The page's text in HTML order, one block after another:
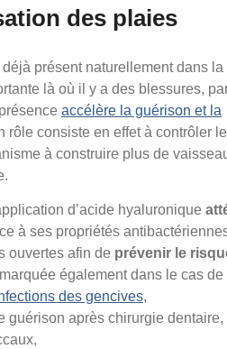
des plaies
présent naturellement dans la
là où il y a des blessures,
accélère la guérison et la
rôle consiste en effet à contrôler
à construire plus de
d’acide hyaluronique
à ses propriétés
ouvertes afin de prévenir le
également dans le cas de
des gencives,
guérison après chirurgie dentaire,